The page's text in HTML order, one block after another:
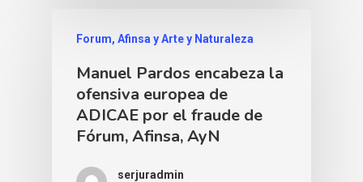
Forum, Afinsa y Arte y Naturaleza
Manuel Pardos encabeza la
ofensiva europea de
ADICAE por el fraude de
Fórum, Afinsa, AyN
serjuradmin